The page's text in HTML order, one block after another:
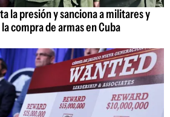
la presión y sanciona a militares y
compra de armas en Cuba